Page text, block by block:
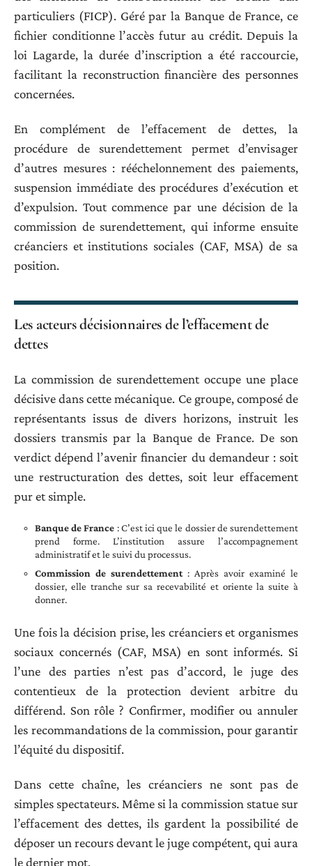
particuliers (FICP). Géré par la Banque de France, ce
fichier conditionne l’accès futur au crédit. Depuis la
loi Lagarde, la durée d’inscription a été raccourcie,
facilitant la reconstruction financière des personnes
concernées.
En complément de l’effacement de dettes, la
procédure de surendettement permet d’envisager
d’autres mesures : rééchelonnement des paiements,
suspension immédiate des procédures d’exécution et
d’expulsion. Tout commence par une décision de la
commission de surendettement, qui informe ensuite
créanciers et institutions sociales (CAF, MSA) de sa
position.
Les acteurs décisionnaires de l’effacement de
dettes
La commission de surendettement occupe une place
décisive dans cette mécanique. Ce groupe, composé de
représentants issus de divers horizons, instruit les
dossiers transmis par la Banque de France. De son
verdict dépend l’avenir financier du demandeur : soit
une restructuration des dettes, soit leur effacement
pur et simple.
Banque de France : C’est ici que le dossier de surendettement
prend forme. L’institution assure l’accompagnement
administratif et le suivi du processus.
Commission de surendettement: Après avoir examiné le
dossier, elle tranche sur sa recevabilité et oriente la suite à
donner.
Une fois la décision prise, les créanciers et organismes
sociaux concernés (CAF, MSA) en sont informés. Si
l’une des parties n’est pas d’accord, le juge des
contentieux de la protection devient arbitre du
différend. Son rôle ? Confirmer, modifier ou annuler
les recommandations de la commission, pour garantir
l’équité du dispositif.
Dans cette chaîne, les créanciers ne sont pas de
simples spectateurs. Même si la commission statue sur
l’effacement des dettes, ils gardent la possibilité de
déposer un recours devant le juge compétent, qui aura
le dernier mot.